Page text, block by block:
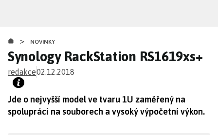
obsahu
> NOVINKY
Synology RackStation RS1619xs+
redakce02.12.2018
Jde o nejvyšší model ve tvaru 1U zaměřený na
spolupráci na souborech a vysoký výpočetní výkon.